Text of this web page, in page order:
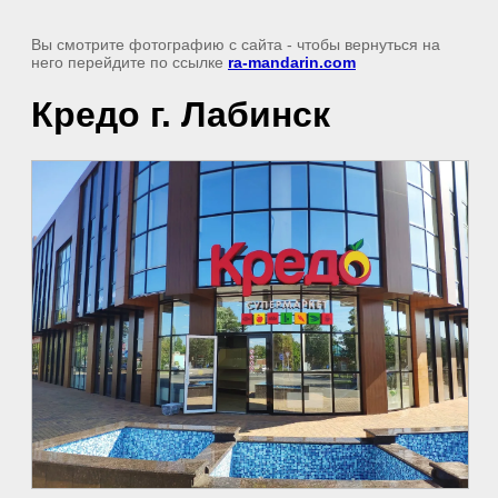
Вы смотрите фотографию с сайта - чтобы вернуться на
него перейдите по ссылке ra-mandarin.com
Кредо г. Лабинск